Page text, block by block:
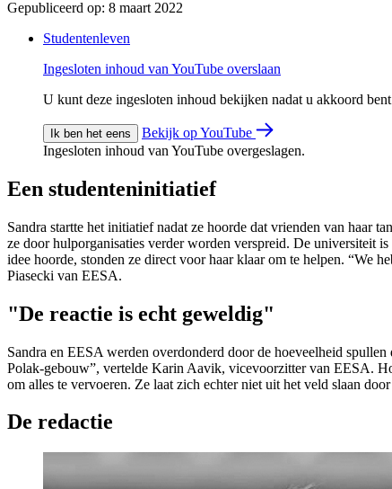
Gepubliceerd op: 8 maart 2022
Studentenleven
Ingesloten inhoud van YouTube overslaan
U kunt deze ingesloten inhoud bekijken nadat u akkoord
Ik ben het eens
Bekijk op YouTube
Ingesloten inhoud van YouTube overgeslagen.
Een studenteninitiatief
Sandra startte het initiatief nadat ze hoorde dat vrienden van haar
ze door hulporganisaties verder worden verspreid. De universiteit
idee hoorde, stonden ze direct voor haar klaar om te helpen. “We
Piasecki van EESA.
"De reactie is echt geweldig"
Sandra en EESA werden overdonderd door de hoeveelheid
Polak-gebouw”, vertelde Karin Aavik, vicevoorzitter van EESA.
om alles te vervoeren. Ze laat zich echter niet uit het veld slaan
De redactie